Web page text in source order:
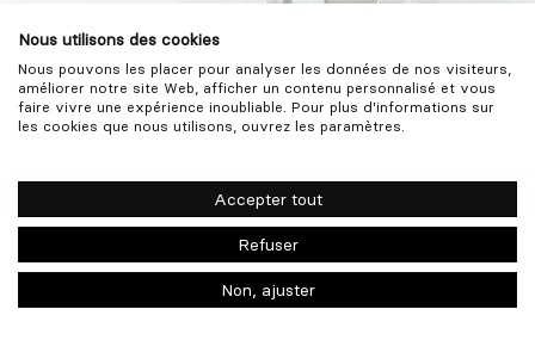
accessible et durable,
à échelle
humaine.
Découvrir
Nous utilisons des cookies
Nous pouvons les placer pour analyser les données de nos visiteurs,
améliorer notre site Web, afficher un contenu personnalisé et vous
faire vivre une expérience inoubliable. Pour plus d'informations sur
les cookies que nous utilisons, ouvrez les paramètres.
Accepter tout
Refuser
Non, ajuster